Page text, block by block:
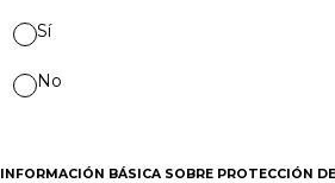
Sí
No
INFORMACIÓN BÁSICA SOBRE PROTECCIÓN